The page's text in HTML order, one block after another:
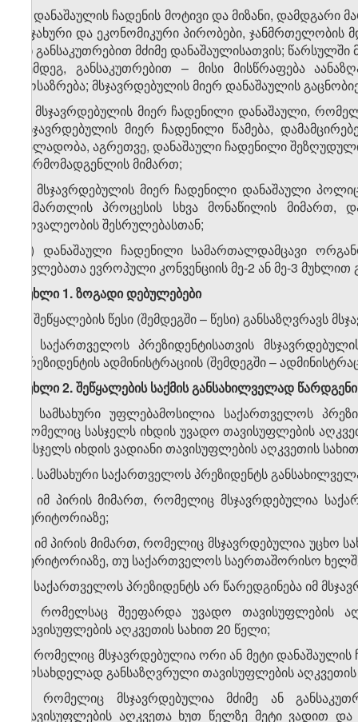
ა) დანაშაულის ჩადენის მოტივი და მიზანი,
ოჯახური და ეკონომიკური პირობები, ჯანმრთელობის
ან განსაკუთრებით მძიმე დანაშაულისათვის;
შემდეგ, განსაკუთრებით – მისი მისწრაფება
მოსაზრება; მსჯავრდებულის მიერ დანაშაულის
ბ) მსჯავრდებულის მიერ ჩადენილი დანაშაული,
მსჯავრდებულის მიერ ჩადენილი წამება,
ძალადობა, აგრეთვე, დანაშაული ჩადენილი
წარმომადგენლის მიმართ;
გ) მსჯავრდებულის მიერ ჩადენილი დანაშაული
სამართლის პროცესის სხვა მონაწილის მიმართ,
მოვალეობის შესრულებასთან;
დ) დანაშაული ჩადენილი სამართალდამცავი
უფლებათა ევროპული კონვენციის მე-2 ან მე-3
მუხლი1. ზოგადი დებულებები
1. შეწყალების წესი (შემდეგში – წესი) განსაზღვრავს
2. საქართველოს პრეზიდენტისათვის
პრეზიდენტის ადმინისტრაციის (შემდეგში –
მუხლი2.შეწყალების საქმის განსახილველად
1. სამსახური უფლებამოსილია საქართველოს
რომელიც სასჯელს იხდის უვადო თავისუფლების
სასჯელს იხდის ვადიანი თავისუფლების აღკვეთის
2. სამსახური საქართველოს პრეზიდენტს
ა) იმ პირის მიმართ, რომელიც მსჯავრდებულია
ტერიტორიაზე;
ბ) იმ პირის მიმართ, რომელიც მსჯავრდებულია
ტერიტორიაზე, თუ საქართველოს საერთაშორისო
3. საქართველოს პრეზიდენტს არ წარედგინება იმ
ა) რომელსაც შეეფარდა უვადო თავისუფლების
თავისუფლების აღკვეთის სახით 20 წელი;
ბ) რომელიც მსჯავრდებულია ორი ან მეტი
მოსახდელად განსაზღვრული თავისუფლების აღკვეთის
გ) რომელიც მსჯავრდებულია მძიმე ან
თავისუფლების აღკვეთა ხუთ წელზე მეტი ვადით